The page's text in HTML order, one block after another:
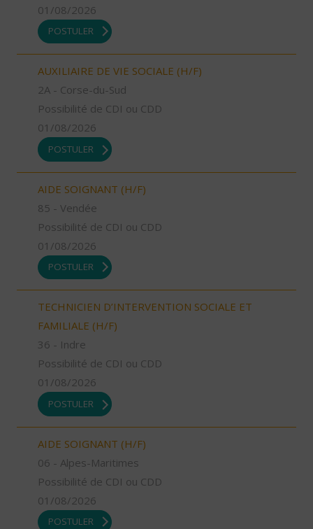
01/08/2026
POSTULER
AUXILIAIRE DE VIE SOCIALE (H/F)
2A - Corse-du-Sud
Possibilité de CDI ou CDD
01/08/2026
POSTULER
AIDE SOIGNANT (H/F)
85 - Vendée
Possibilité de CDI ou CDD
01/08/2026
POSTULER
TECHNICIEN D’INTERVENTION SOCIALE ET
FAMILIALE (H/F)
36 - Indre
Possibilité de CDI ou CDD
01/08/2026
POSTULER
AIDE SOIGNANT (H/F)
06 - Alpes-Maritimes
Possibilité de CDI ou CDD
01/08/2026
POSTULER